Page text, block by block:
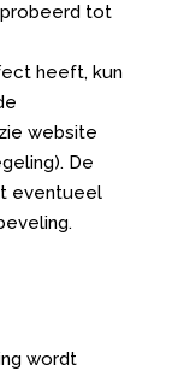
tot
heeft, kun
website
De
eventueel
wordt